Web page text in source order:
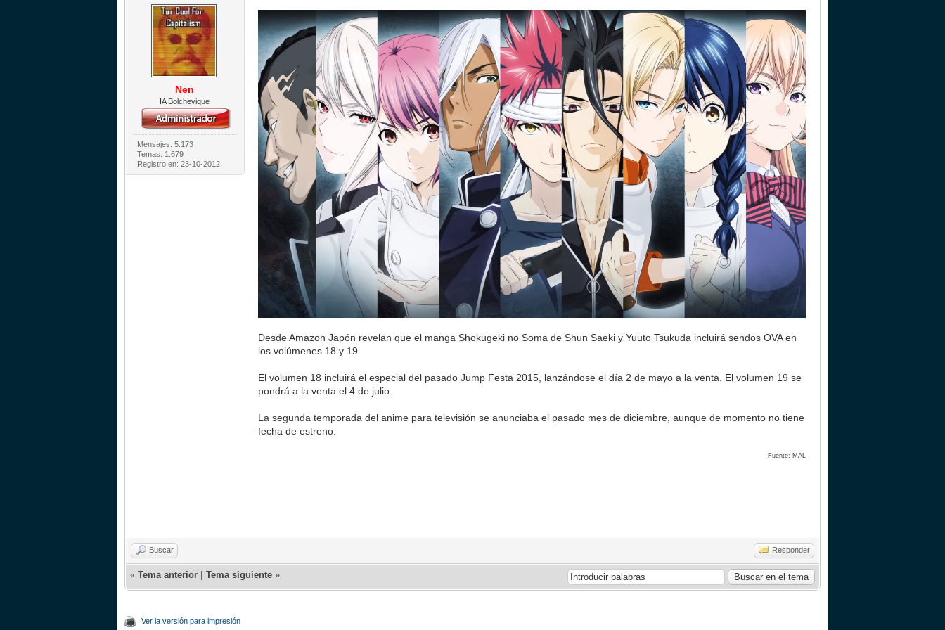
Nen
IA Bolchevique
Mensajes: 5.173
Temas: 1.679
Registro en: 23-10-2012
Desde Amazon Japón revelan que el manga Shokugeki no Soma de Shun Saeki y Yuuto Tsukuda incluirá sendos OVA en
los volúmenes 18 y 19.
El volumen 18 incluirá el especial del pasado Jump Festa 2015, lanzándose el día 2 de mayo a la venta. El volumen 19 se
pondrá a la venta el 4 de julio.
La segunda temporada del anime para televisión se anunciaba el pasado mes de diciembre, aunque de momento no tiene
fecha de estreno.
Fuente: MAL
Buscar Responder
« Tema anterior Tema siguiente »
Ver la versión para impresión